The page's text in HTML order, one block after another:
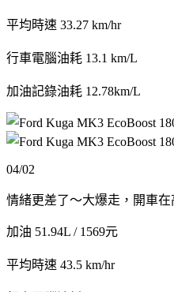
平均時速 33.27 km/hr
行車電腦油耗 13.1 km/L
加油記錄油耗 12.78km/L
04/02
情緒更差了～大爆走，開車
加油 51.94L / 1569元
平均時速 43.5 km/hr